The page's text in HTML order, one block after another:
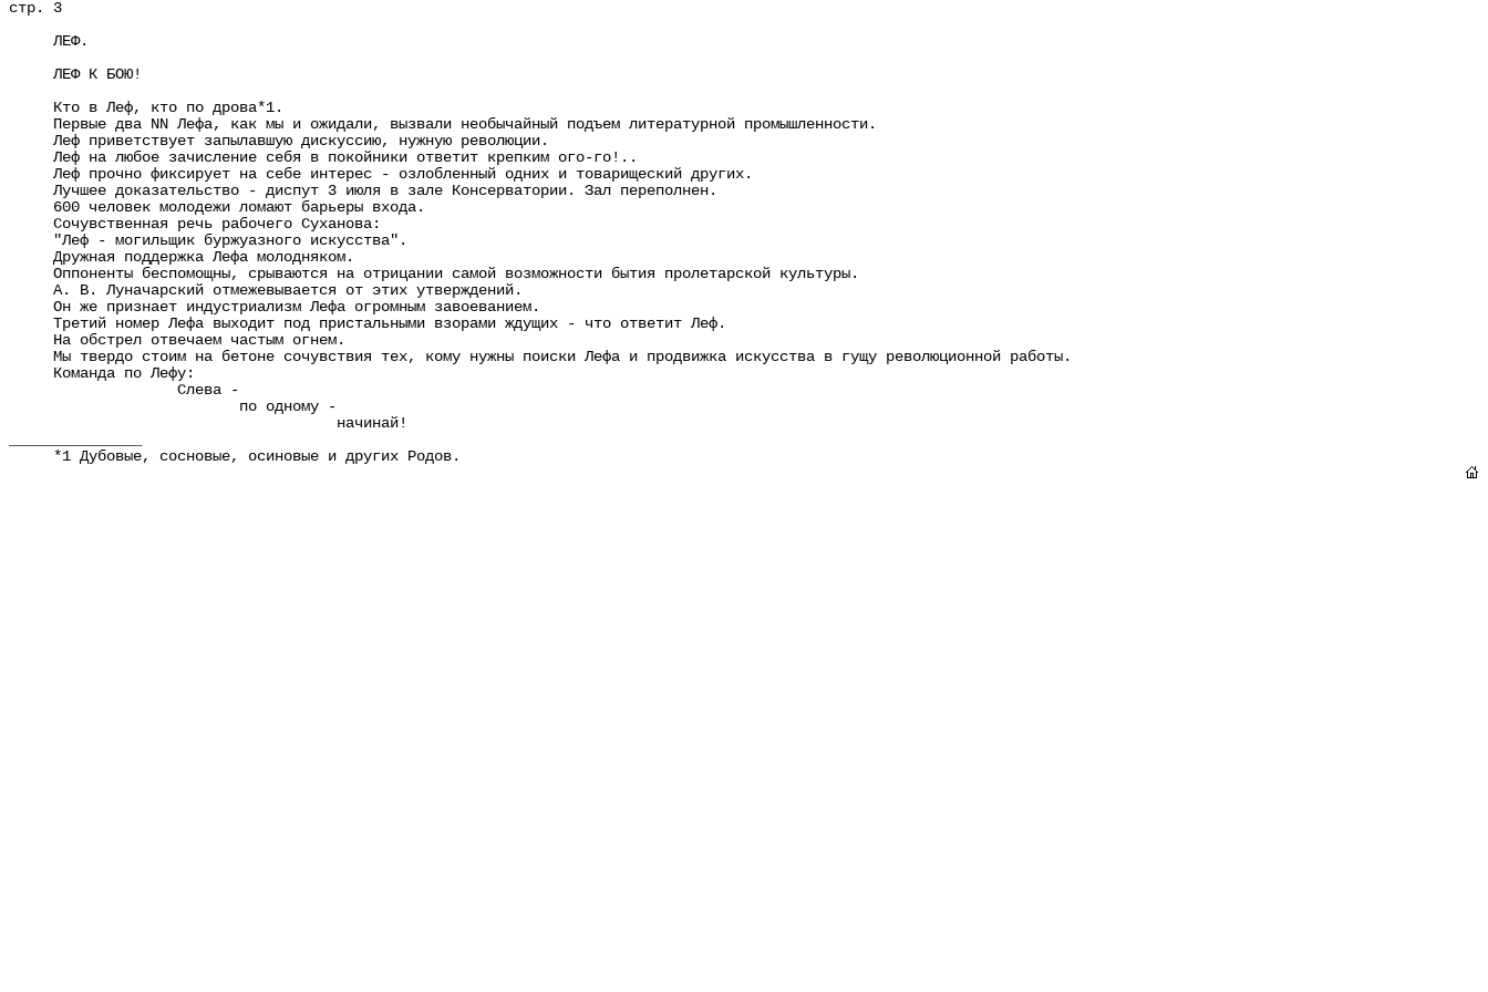
стр. 3
ЛЕФ.
ЛЕФ К БОЮ!
Кто в Леф, кто по дрова*1.
Первые два NN Лефа, как мы и ожидали, вызвали необычайный подъем литературной промышленности.
Леф приветствует запылавшую дискуссию, нужную революции.
Леф на любое зачисление себя в покойники ответит крепким ого-го!..
Леф прочно фиксирует на себе интерес - озлобленный одних и товарищеский других.
Лучшее доказательство - диспут 3 июля в зале Консерватории. Зал переполнен.
600 человек молодежи ломают барьеры входа.
Сочувственная речь рабочего Суханова:
"Леф - могильщик буржуазного искусства".
Дружная поддержка Лефа молодняком.
Оппоненты беспомощны, срываются на отрицании самой возможности бытия пролетарской культуры.
А. В. Луначарский отмежевывается от этих утверждений.
Он же признает индустриализм Лефа огромным завоеванием.
Третий номер Лефа выходит под пристальными взорами ждущих - что ответит Леф.
На обстрел отвечаем частым огнем.
Мы твердо стоим на бетоне сочувствия тех, кому нужны поиски Лефа и продвижка искусства в гущу революционной работы.
Команда по Лефу:
Слева -
по одному -
начинай!
*1 Дубовые, сосновые, осиновые и других Родов.